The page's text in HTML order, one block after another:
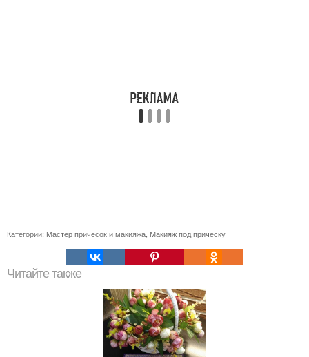
Категории: Мастер причесок и макияжа Макияж под прическу
Читайте также